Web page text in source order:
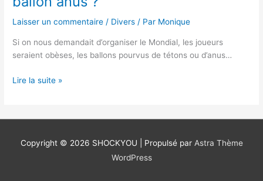
Laisser un commentaire / Divers / Par Monique
Si on nous demandait d’organiser le Mondial, les joueurs
seraient obèses, les ballons pourvus de tétons ou d’anus…
Lire la suite »
Copyright © 2026 SHOCKYOU | Propulsé par Astra Thème
WordPress